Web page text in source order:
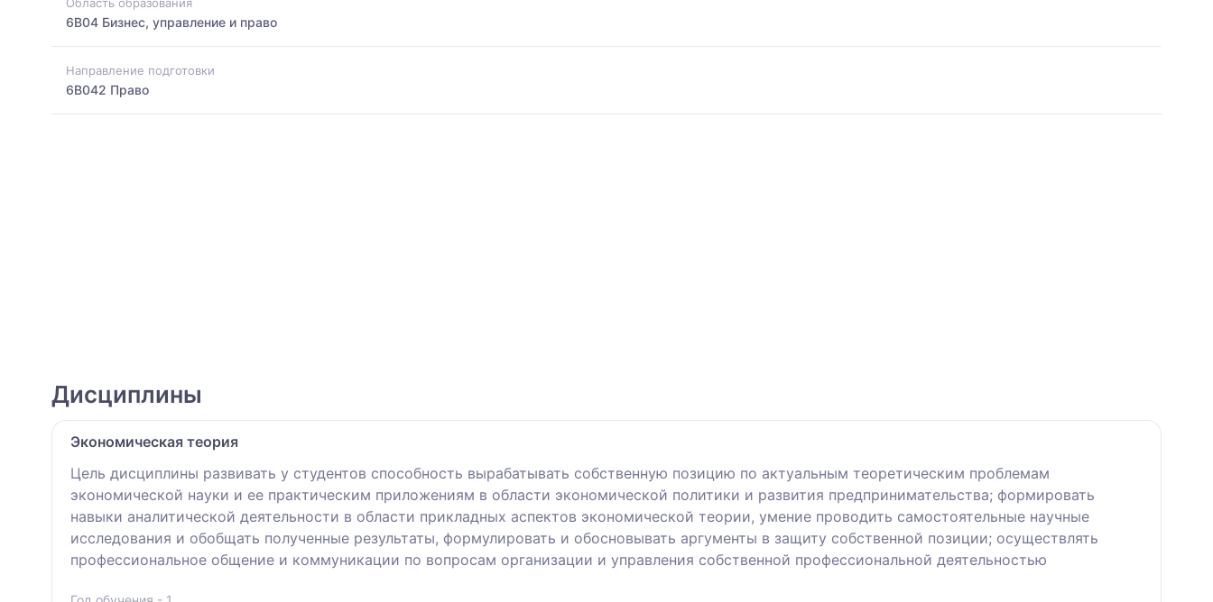
6B04 Бизнес, управление и право
Направление подготовки
6B042 Право
Дисциплины
Экономическая теория
Цель дисциплины развивать у студентов способность вырабатывать собственную позицию по актуальным теоретическим проблемам
экономической науки и ее практическим приложениям в области экономической политики и развития предпринимательства; формировать
навыки аналитической деятельности в области прикладных аспектов экономической теории, умение проводить самостоятельные научные
исследования и обобщать полученные результаты, формулировать и обосновывать аргументы в защиту собственной позиции; осуществлять
профессиональное общение и коммуникации по вопросам организации и управления собственной профессиональной деятельностью